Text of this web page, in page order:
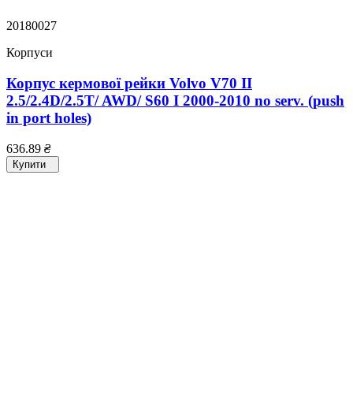
20180027
Корпуси
Корпус кермової рейки Volvo V70 II
2.5/2.4D/2.5T/ AWD/ S60 I 2000-2010 no serv. (push
in port holes)
636.89 ₴
Купити